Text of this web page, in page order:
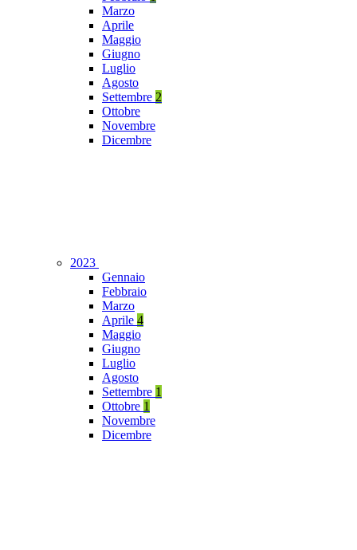
Marzo
Aprile
Maggio
Giugno
Luglio
Agosto
Settembre 2
Ottobre
Novembre
Dicembre
2023
Gennaio
Febbraio
Marzo
Aprile 4
Maggio
Giugno
Luglio
Agosto
Settembre 1
Ottobre 1
Novembre
Dicembre